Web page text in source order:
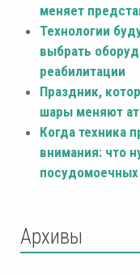
меняет
Технологии
выбрать
реабилитации
Праздник,
шары меняют
Когда техника
внимания: что
Архивы